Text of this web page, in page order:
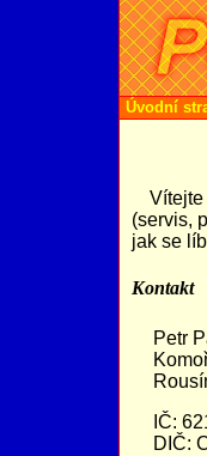
Úvodní
Vítejte
(servis,
jak se
Kontakt
Petr
IČ:
DIČ: